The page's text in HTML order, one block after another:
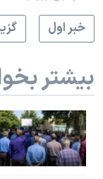
خبر اول
بیشتر